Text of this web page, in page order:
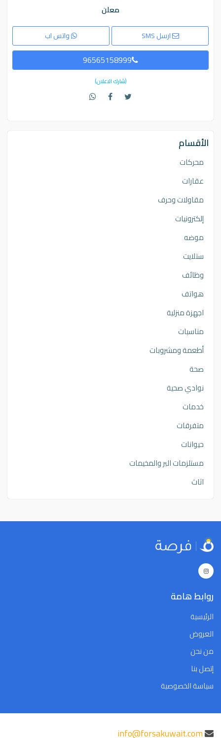
معلن
ارسل SMS واتس اب
96565158999
(شارك الاعلان)
الأقسام
محركات
عقارات
مقاولات وحرف
إلكترونيات
موضه
ستلايت
وظائف
هواتف
اجهزة منزلية
مناسبات
أطعمة ومشروبات
صحة
نوادي صحية
خدمات
متفرقات
حيوانات
مستلزمات البر والمخيمات
اثاث
روابط هامة
الرئيسية
العروض
من نحن
إتصل بنا
سياسة الخصوصية
info@forsakuwait.com